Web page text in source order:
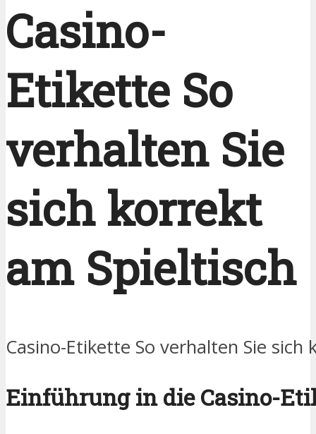
Casino-
Etikette So
verhalten Sie
sich korrekt
am Spieltisch
Casino-Etikette So verhalten Sie sich
Einführung in die Casino-